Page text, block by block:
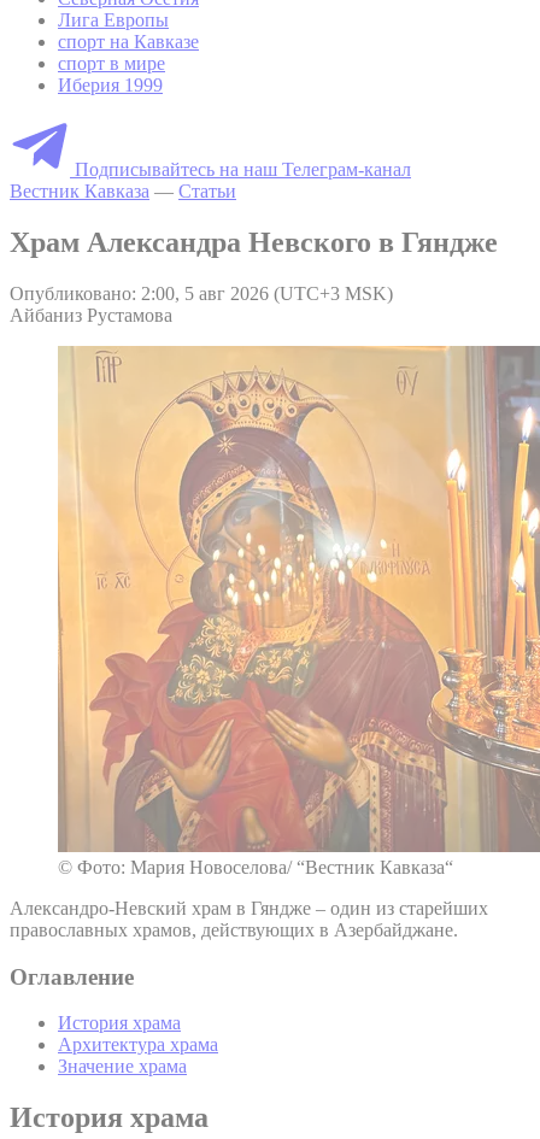
Лига Европы
спорт на Кавказе
спорт в мире
Иберия 1999
Подписывайтесь на наш Телеграм-канал
Вестник Кавказа — Статьи
Храм Александра Невского в Гяндже
Опубликовано: 2:00, 5 авг 2026 (UTC+3 MSK)
Айбаниз Рустамова
© Фото: Мария Новоселова/ “Вестник Кавказа“
Александро-Невский храм в Гяндже – один из старейших
православных храмов, действующих в Азербайджане.
Оглавление
История храма
Архитектура храма
Значение храма
История храма